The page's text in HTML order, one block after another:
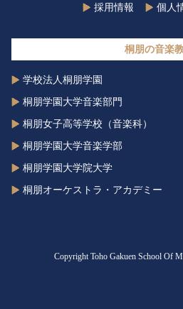
採用情報 個人
桐朋の音楽
学校法人桐朋学園
桐朋学園大学音楽部門
桐朋女子高等学校（音楽科）
桐朋学園大学音楽学部
桐朋学園大学院大学
桐朋オーケストラ・アカデミー
Copyright Toho Gakuen School Of